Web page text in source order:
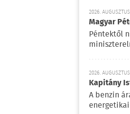
2026.
Magyar
Péntektől
2026.
Kapitány
A benzin